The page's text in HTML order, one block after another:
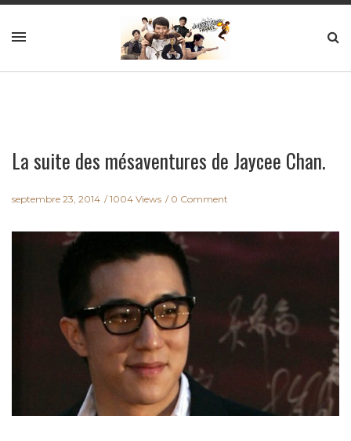
La suite des mésaventures de Jaycee Chan.
septembre 23, 2014 1004 Views 0 Comment